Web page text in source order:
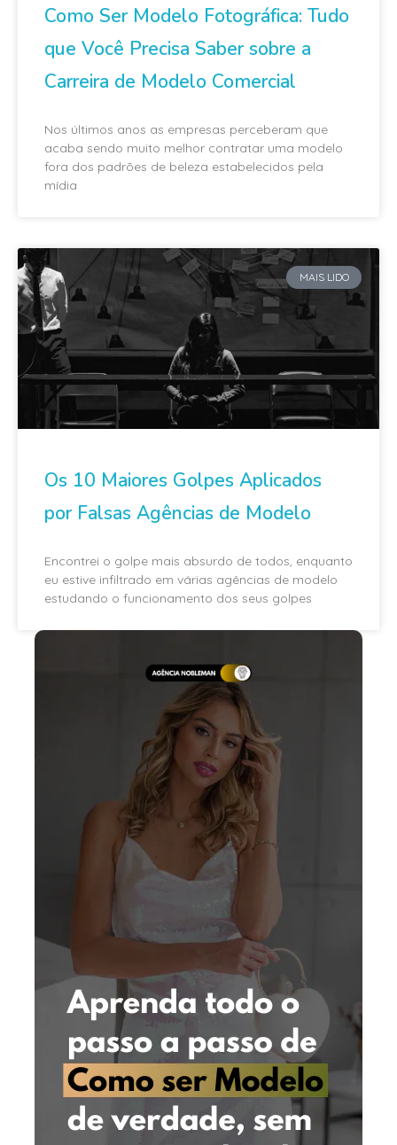
Como Ser Modelo Fotográfica: Tudo
que Você Precisa Saber sobre a
Carreira de Modelo Comercial
Nos últimos anos as empresas perceberam que
acaba sendo muito melhor contratar uma modelo
fora dos padrões de beleza estabelecidos pela
mídia
MAIS LIDO
Os 10 Maiores Golpes Aplicados
por Falsas Agências de Modelo
Encontrei o golpe mais absurdo de todos, enquanto
eu estive infiltrado em várias agências de modelo
estudando o funcionamento dos seus golpes